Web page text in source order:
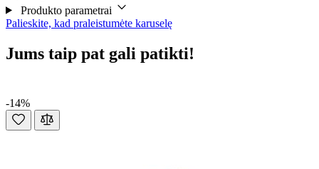
Produkto parametrai
Palieskite, kad praleistumėte karuselę
Jums taip pat gali patikti!
-14%